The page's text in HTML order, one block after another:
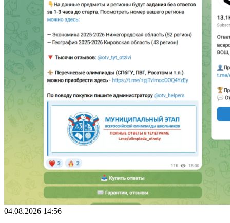
04.08.2026 14:56